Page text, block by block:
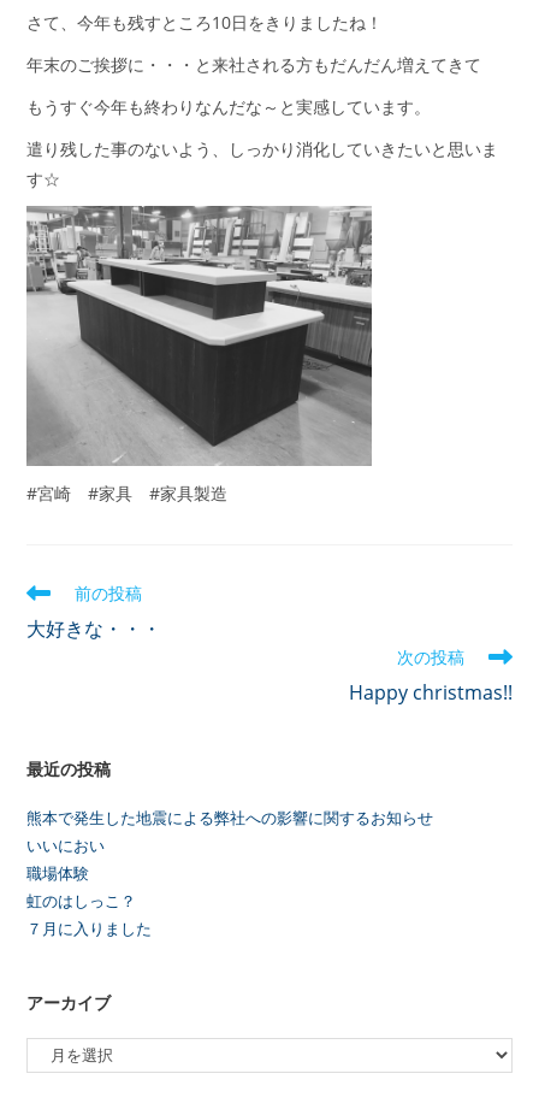
さて、今年も残すところ10日をきりましたね！
年末のご挨拶に・・・と来社される方もだんだん増えてきて
もうすぐ今年も終わりなんだな～と実感しています。
遣り残した事のないよう、しっかり消化していきたいと思いま
す☆
#宮崎 #家具 #家具製造
前の投稿
大好きな・・・
次の投稿
Happy christmas!!
最近の投稿
熊本で発生した地震による弊社への影響に関するお知らせ
いいにおい
職場体験
虹のはしっこ？
７月に入りました
アーカイブ